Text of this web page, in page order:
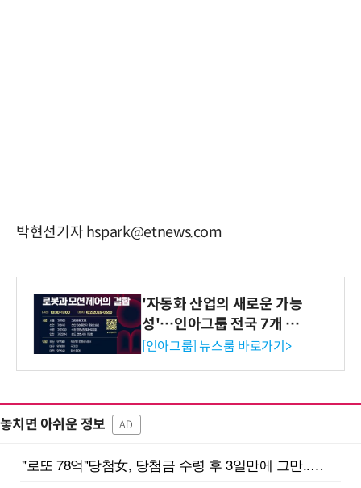
박현선기자 hspark@etnews.com
'자동화 산업의 새로운 가능
성'…인아그룹 전국 7개 도
시 세미나 페어 개최
[인아그룹] 뉴스룸 바로가기>
놓치면 아쉬운 정보 AD